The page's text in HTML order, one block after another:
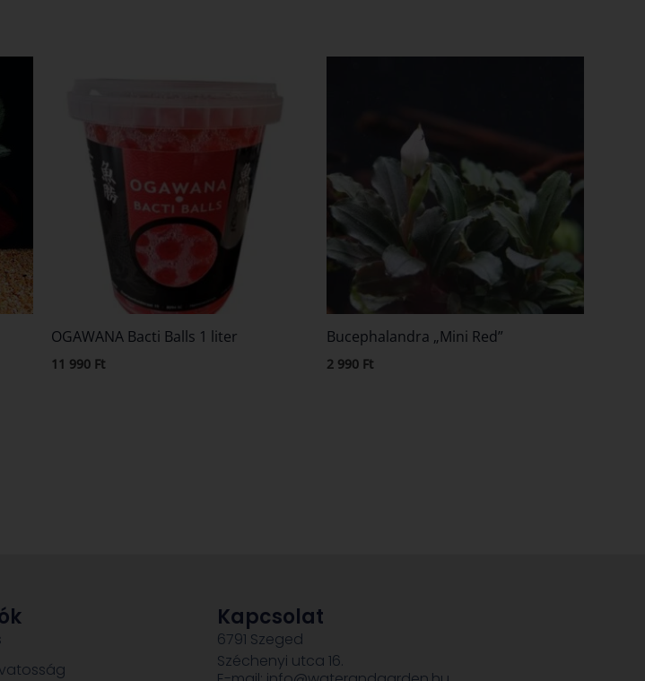
OGAWANA Bacti Balls 1 liter
11 990 Ft
Bucephalandra „Mini Red”
2 990 Ft
Kapcsolat
6791 Szeged
Széchenyi utca 16.